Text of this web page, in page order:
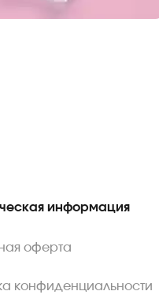
информация
оферта
конфиденциальности